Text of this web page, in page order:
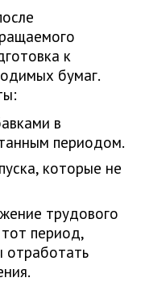
к
бумаг.
в
периодом.
которые не
трудового
период,